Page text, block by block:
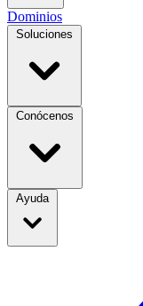
Dominios
Soluciones
Conócenos
Ayuda